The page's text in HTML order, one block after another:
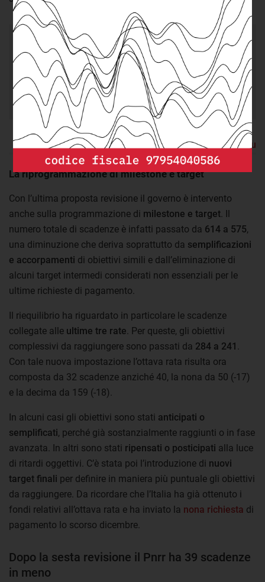
23,5 mld €le risorse del Pnrr che
saranno gestite tramite strumenti finanziari (con
possibilità di completare le opere anche dopo il
2026).
Torna su
La riprogrammazione di milestone e target
Con l’ultima proposta revisione il governo è intervento
anche sulla programmazione di milestone e target . Il
numero totale di scadenze è infatti passato da 614 a 575,
una diminuzione che deriva soprattutto da semplificazioni
e accorpamenti di obiettivi simili e dall’eliminazione di
alcuni target intermedi considerati non essenziali per le
ultime richieste di pagamento.
Il riequilibrio ha riguardato in particolare le scadenze
collegate alle ultime tre rate . Per queste, gli obiettivi
complessivi da raggiungere sono passati da 284 a 241
Con tale nuova impostazione l’ottava rata risulta ora
composta da 32 scadenze anziché 40, la nona da 50 (-17)
e la decima da 159 (-18).
In alcuni casi gli obiettivi sono stati anticipati o
semplificati, perché già sostanzialmente raggiunti o in fase
avanzata. In altri sono stati ripensati o posticipati alla luce
di ritardi oggettivi. C’è stata poi l’introduzione di nuovi
target finali per definire in maniera più puntuale gli obiettivi
da raggiungere. Da ricordare che l’Italia ha già ottenuto i
fondi relativi all’ottava rata e ha inviato la nona richiesta di
pagamento lo scorso dicembre.
Dopo la sesta revisione il Pnrr ha 39 scadenze
in meno